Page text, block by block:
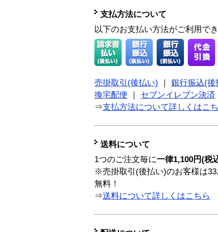
支払方法について
以下のお支払い方法がご利用で
売掛取引(後払い)
銀行振込(後
換宅配便
セブンイレブン決済
⇒支払方法について詳しくはこ
送料について
1つのご注文毎に一律1,100円(税
※売掛取引(後払い)のお客様は
無料！
⇒送料について詳しくはこちら